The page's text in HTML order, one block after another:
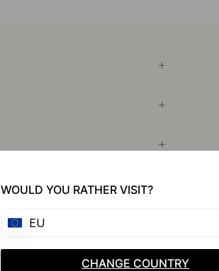
WOULD YOU RATHER VISIT?
EU
CHANGE COUNTRY